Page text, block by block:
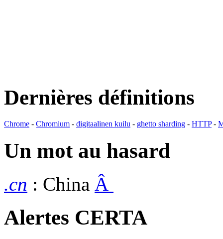
Dernières définitions
Chrome - Chromium - digitaalinen kuilu - ghetto sharding - HTTP-
Un mot au hasard
.cn : China Â
Alertes CERTA